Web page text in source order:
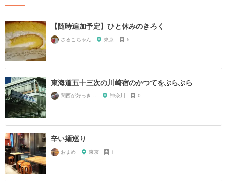
【随時追加予定】ひと休みのきろく
さるこちゃん 東京 5
東海道五十三次の川崎宿のかつてをぶらぶら
関西が好っきゃねん 神奈川 0
辛い麺巡り
おまめ 東京 1